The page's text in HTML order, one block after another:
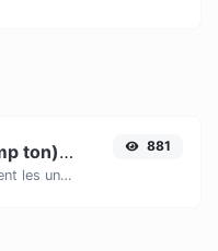
Imperial Tons (imp ton) to Ounces (oz)
Convertissez facilement les unités de poids Imperial Tons (imp ton) en Ounces (oz) grâce à ce convertisseur simple.
881